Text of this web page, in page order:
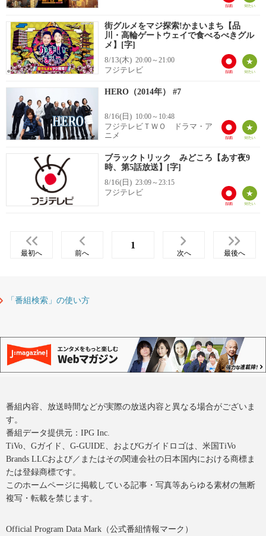
街グルメをマジ探索!かまいまち【品
川・高輪ゲートウェイで食べるべきグル
メ】[字]
8/13(木) 20:00～21:00
フジテレビ
HERO（2014年） #7
8/16(日) 10:00～10:48
フジテレビＴＷＯ ドラマ・ア
ニメ
ブラックトリック みどころ【あす夜9
時、第5話放送】[字]
8/16(日) 23:09～23:15
フジテレビ
最初へ 前へ
1
次へ 最後へ
「番組検索」の使い方
番組内容、放送時間などが実際の放送内容と異なる場合がございま
す。
番組データ提供元：IPG Inc.
TiVo、Gガイド、G-GUIDE、およびGガイドロゴは、米国TiVo
Brands LLCおよび／またはその関連会社の日本国内における商標ま
たは登録商標です。
このホームページに掲載している記事・写真等あらゆる素材の無断
複写・転載を禁じます。
Official Program Data Mark（公式番組情報マーク）